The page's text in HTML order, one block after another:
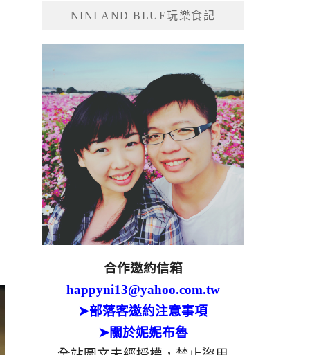
NINI AND BLUE玩樂食記
合作邀約信箱
happyni13@yahoo.com.tw
➤部落客邀約注意事項
➤關於妮妮布魯